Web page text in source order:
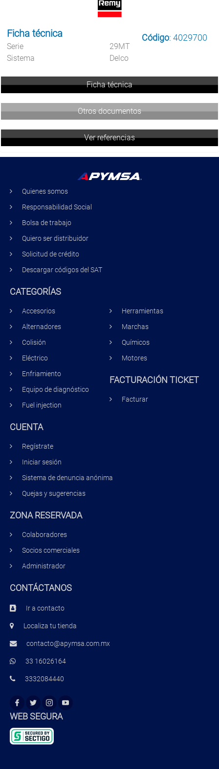
Código: 4029700
Ficha técnica
Serie
29MT
Sistema
Delco
Ficha técnica
Otros documentos
Ver referencias
Quienes somos
Responsabilidad Social
Bolsa de trabajo
Quiero ser distribuidor
Solicitud de crédito
Descargar códigos del SAT
CATEGORÍAS
Accesorios
Alternadores
Colisión
Eléctrico
Enfriamiento
Equipo de diagnóstico
Fuel injection
Herramientas
Marchas
Químicos
Motores
FACTURACIÓN TICKET
Facturar
CUENTA
Regístrate
Iniciar sesión
Sistema de denuncia anónima
Quejas y sugerencias
ZONA RESERVADA
Colaboradores
Socios comerciales
Administrador
CONTÁCTANOS
Ir a contacto
Localiza tu tienda
contacto@apymsa.com.mx
33 16026164
3332084440
WEB SEGURA